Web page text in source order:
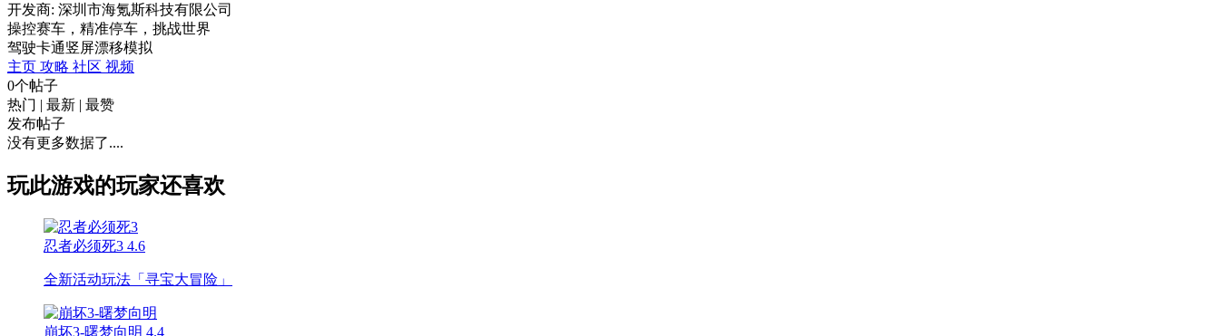
开发商: 深圳市海氪斯科技有限公司
操控赛车，精准停车，挑战世界
驾驶卡通竖屏漂移模拟
主页 攻略 社区 视频
0个帖子
热门 | 最新 | 最赞
发布帖子
没有更多数据了....
玩此游戏的玩家还喜欢
忍者必须死3 4.6
全新活动玩法「寻宝大冒险」
崩坏3-曙梦向明 4.4